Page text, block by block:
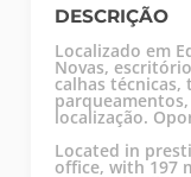
DESCRIÇÃO
Localizado em Edifício de prestígio nas Avenidas
Novas,
calhas técnicas,
localização.
Located in
office, with 197